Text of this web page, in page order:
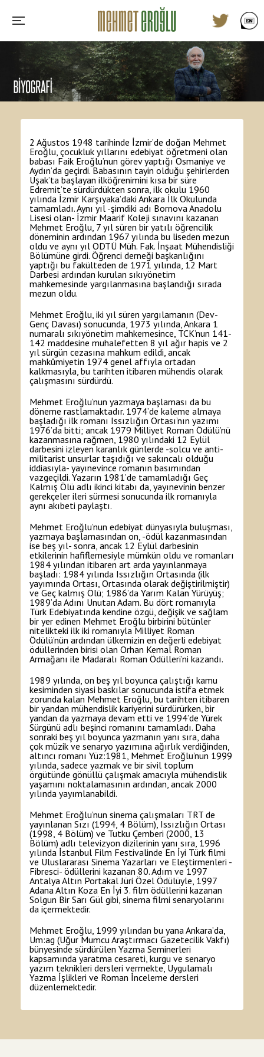
2 Ağustos 1948 tarihinde İzmir’de doğan Mehmet
Eroğlu, çocukluk yıllarını edebiyat öğretmeni olan
babası Faik Eroğlu’nun görev yaptığı Osmaniye ve
Aydın’da geçirdi. Babasının tayin olduğu şehirlerden
Uşak’ta başlayan ilköğrenimini kısa bir süre
Edremit’te sürdürdükten sonra, ilk okulu 1960
yılında İzmir Karşıyaka’daki Ankara İlk Okulunda
tamamladı. Aynı yıl -şimdiki adı Bornova Anadolu
Lisesi olan- İzmir Maarif Koleji sınavını kazanan
Mehmet Eroğlu, 7 yıl süren bir yatılı öğrencilik
döneminin ardından 1967 yılında bu liseden mezun
oldu ve aynı yıl ODTÜ Müh. Fak. İnşaat Mühendisliği
Bölümüne girdi. Öğrenci derneği başkanlığını
yaptığı bu fakülteden de 1971 yılında, 12 Mart
Darbesi ardından kurulan sıkıyönetim
mahkemesinde yargılanmasına başlandığı sırada
mezun oldu.
Mehmet Eroğlu, iki yıl süren yargılamanın (Dev-
Genç Davası) sonucunda, 1973 yılında, Ankara 1
numaralı sıkıyönetim mahkemesince, TCK’nun 141-
142 maddesine muhalefetten 8 yıl ağır hapis ve 2
yıl sürgün cezasına mahkum edildi, ancak
mahkûmiyetin 1974 genel affıyla ortadan
kalkmasıyla, bu tarihten itibaren mühendis olarak
çalışmasını sürdürdü.
Mehmet Eroğlu’nun yazmaya başlaması da bu
döneme rastlamaktadır. 1974’de kaleme almaya
başladığı ilk romanı Issızlığın Ortası’nın yazımı
1976’da bitti; ancak 1979 Milliyet Roman Ödülü’nü
kazanmasına rağmen, 1980 yılındaki 12 Eylül
darbesini izleyen karanlık günlerde -solcu ve anti-
militarist unsurlar taşıdığı ve sakıncalı olduğu
iddiasıyla- yayınevince romanın basımından
vazgeçildi. Yazarın 1981’de tamamladığı Geç
Kalmış Ölü adlı ikinci kitabı da, yayınevinin benzer
gerekçeler ileri sürmesi sonucunda ilk romanıyla
aynı akıbeti paylaştı.
Mehmet Eroğlu’nun edebiyat dünyasıyla buluşması,
yazmaya başlamasından on, -ödül kazanmasından
ise beş yıl- sonra, ancak 12 Eylül darbesinin
etkilerinin hafiflemesiyle mümkün oldu ve romanları
1984 yılından itibaren art arda yayınlanmaya
başladı: 1984 yılında Issızlığın Ortasında (ilk
yayımında Ortası, Ortasında olarak değiştirilmiştir)
ve Geç kalmış Ölü; 1986’da Yarım Kalan Yürüyüş;
1989’da Adını Unutan Adam. Bu dört romanıyla
Türk Edebiyatında kendine özgü, değişik ve sağlam
bir yer edinen Mehmet Eroğlu birbirini bütünler
nitelikteki ilk iki romanıyla Milliyet Roman
Ödülü’nün ardından ülkemizin en değerli edebiyat
ödüllerinden birisi olan Orhan Kemal Roman
Armağanı ile Madaralı Roman Ödülleri’ni kazandı.
1989 yılında, on beş yıl boyunca çalıştığı kamu
kesiminden siyasi baskılar sonucunda istifa etmek
zorunda kalan Mehmet Eroğlu, bu tarihten itibaren
bir yandan mühendislik kariyerini sürdürürken, bir
yandan da yazmaya devam etti ve 1994’de Yürek
Sürgünü adlı beşinci romanını tamamladı. Daha
sonraki beş yıl boyunca yazmanın yanı sıra, daha
çok müzik ve senaryo yazımına ağırlık verdiğinden,
altıncı romanı Yüz:1981, Mehmet Eroğlu’nun 1999
yılında, sadece yazmak ve bir sivil toplum
örgütünde gönüllü çalışmak amacıyla mühendislik
yaşamını noktalamasının ardından, ancak 2000
yılında yayımlanabildi.
Mehmet Eroğlu’nun sinema çalışmaları TRT de
yayınlanan Sızı (1994, 4 Bölüm), Issızlığın Ortası
(1998, 4 Bölüm) ve Tutku Çemberi (2000, 13
Bölüm) adlı televizyon dizilerinin yanı sıra, 1996
yılında İstanbul Film Festivalinde En İyi Türk filmi
ve Uluslararası Sinema Yazarları ve Eleştirmenleri -
Fibresci- ödüllerini kazanan 80. Adım ve 1997
Antalya Altın Portakal Jüri Özel Ödülüyle, 1997
Adana Altın Koza En İyi 3. film ödüllerini kazanan
Solgun Bir Sarı Gül gibi, sinema filmi senaryolarını
da içermektedir.
Mehmet Eroğlu, 1999 yılından bu yana Ankara’da,
Um:ag (Uğur Mumcu Araştırmacı Gazetecilik Vakfı)
bünyesinde sürdürülen Yazma Seminerleri
kapsamında yaratma cesareti, kurgu ve senaryo
yazım teknikleri dersleri vermekte, Uygulamalı
Yazma İşlikleri ve Roman İnceleme dersleri
düzenlemektedir.